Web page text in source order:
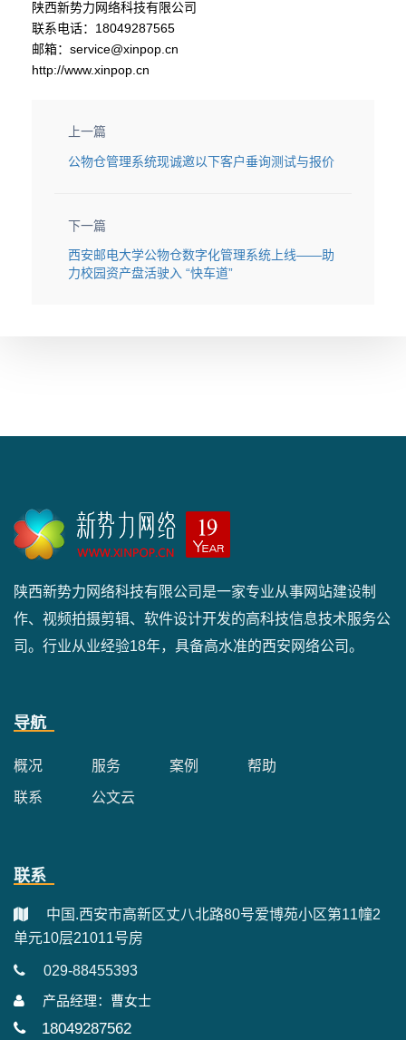
陕西新势力网络科技有限公司
联系电话：18049287565
邮箱：service@xinpop.cn
http://www.xinpop.cn
上一篇
公物仓管理系统现诚邀以下客户垂询测试与报价
下一篇
西安邮电大学公物仓数字化管理系统上线——助
力校园资产盘活驶入 “快车道”
陕西新势力网络科技有限公司是一家专业从事网站建设制
作、视频拍摄剪辑、软件设计开发的高科技信息技术服务公
司。行业从业经验18年，具备高水准的西安网络公司。
导航
概况 服务 案例 帮助
联系 公文云
联系
中国.西安市高新区丈八北路80号爱博苑小区第11幢2
单元10层21011号房
029-88455393
产品经理：曹女士
18049287562